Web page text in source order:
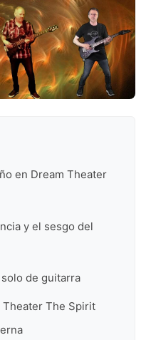
en Dream Theater
y el sesgo del
de guitarra
Theater The Spirit